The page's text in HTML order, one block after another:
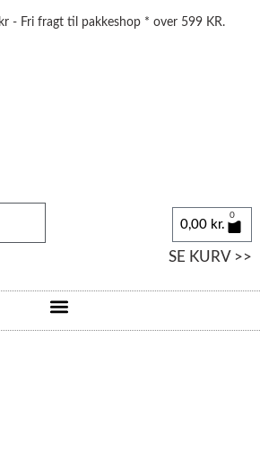
- Fri fragt til pakkeshop * over 599 KR.
0,00 kr.
0
SE KURV >>